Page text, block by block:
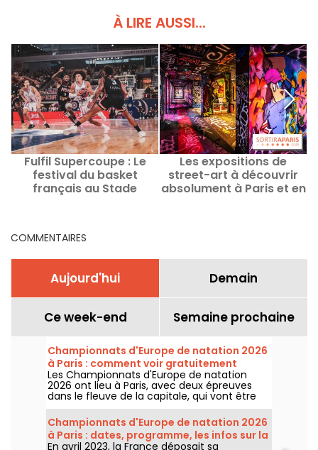
À LIRE AUSSI...
Fulfil Supercoupe : Le
festival du basket
français au Stade
Les expositions de
street-art à découvrir
absolument à Paris et en
COMMENTAIRES
Aujourd'hui Demain
Ce week-end Semaine prochaine
Championnats d'Europe de natation 2026
à Paris : comment voir gratuitement
certaines épreuves ?
Les Championnats d'Europe de natation
2026 ont lieu à Paris, avec deux épreuves
dans le fleuve de la capitale, qui vont être
plus accessibles au grand public ! Comment
observer les compétitions en eau libre et le
plongeon de haut vol, au mois d'août
prochain ?
Championnats d'Europe de natation 2026
à Paris : dates, programme, les infos sur la
En avril 2023, la France déposait sa